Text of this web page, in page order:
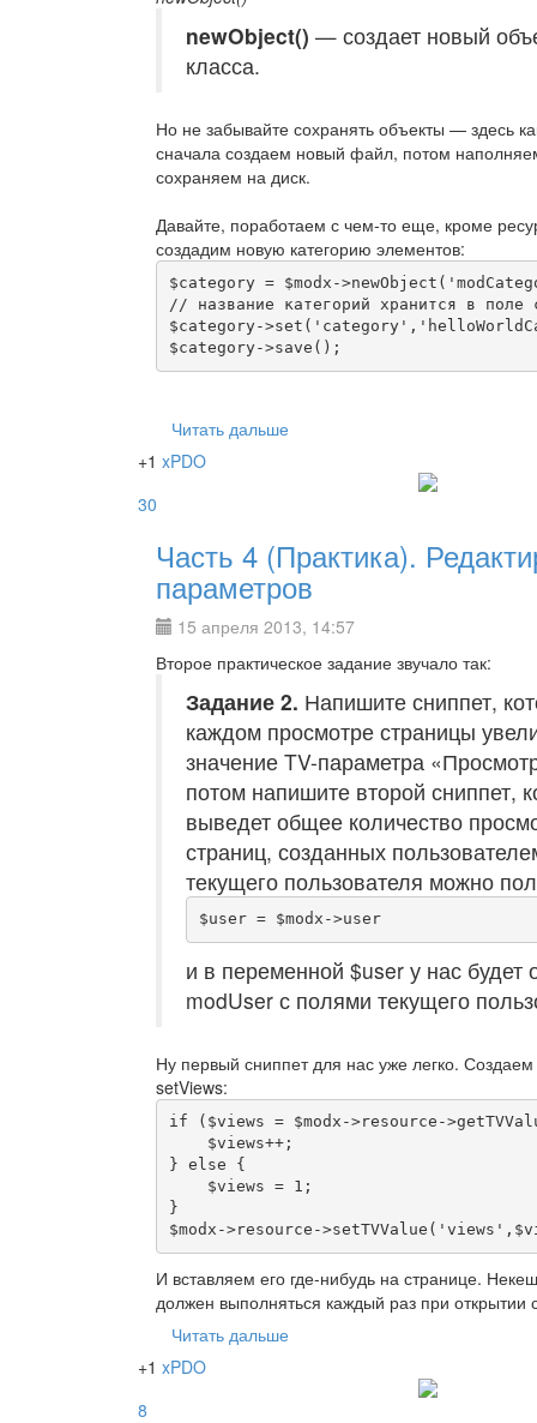
newObject() — создает новый
класса.
Но не забывайте сохранять объекты — здесь
сначала создаем новый файл, потом
сохраняем на диск.
Давайте, поработаем с чем-то еще, кроме
создадим новую категорию элементов:
$category = $modx-
// название категорий хранится в поле
$category-
$category->save();
Читать дальше
+1 xPDO
30
Часть 4 (Практика).
параметров
15 апреля 2013, 14:57
Второе практическое задание звучало так:
Задание 2. Напишите сниппет,
каждом просмотре страницы
значение TV-параметра
потом напишите второй сниппет,
выведет общее количество
страниц, созданных
текущего пользователя можно
$user = $modx->user
и в переменной $user у нас будет
modUser с полями текущего
Ну первый сниппет для нас уже легко.
setViews:
if ($views = $modx->resource-
    $views++;
} else {
    $views = 1;
}
$modx->resource-
И вставляем его где-нибудь на странице.
должен выполняться каждый раз при открытии
Читать дальше
+1 xPDO
8